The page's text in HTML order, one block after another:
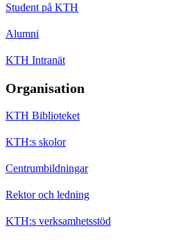
Student på KTH
Alumni
KTH Intranät
Organisation
KTH Biblioteket
KTH:s skolor
Centrumbildningar
Rektor och ledning
KTH:s verksamhetsstöd